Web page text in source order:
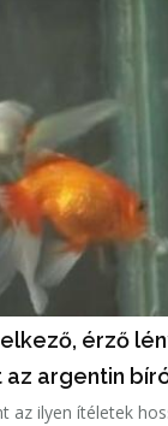
érző
az argentin
az ilyen ítéletek